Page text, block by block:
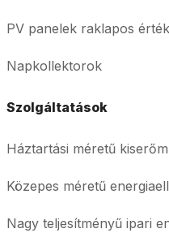
PV panelek raklapos
Napkollektorok
Szolgáltatások
Háztartási méretű
Közepes méretű
Nagy teljesítményű ipari